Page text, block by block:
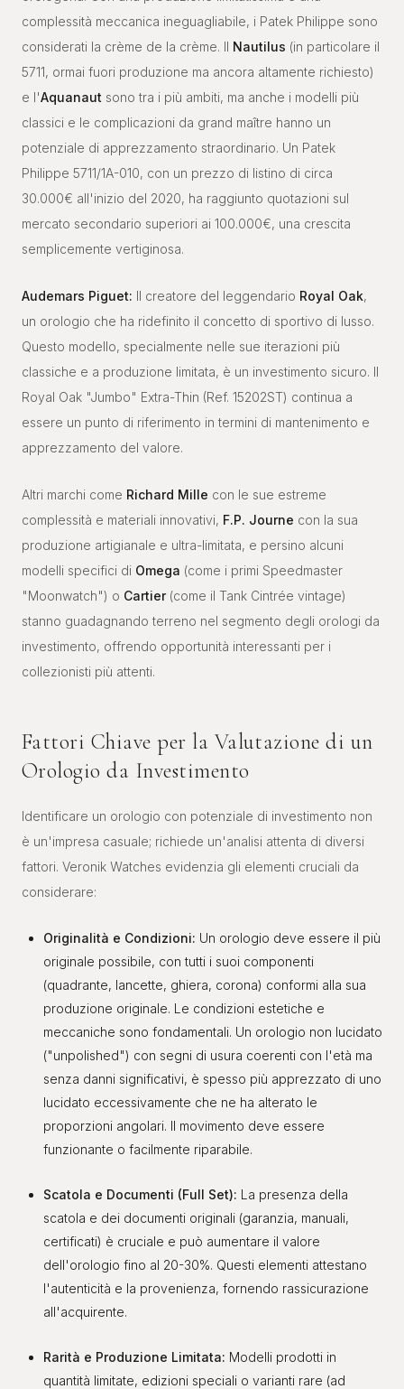
complessità meccanica ineguagliabile, i Patek Philippe sono
considerati la crème de la crème. Il Nautilus (in particolare il
5711, ormai fuori produzione ma ancora altamente richiesto)
e l'Aquanaut sono tra i più ambiti, ma anche i modelli più
classici e le complicazioni da grand maître hanno un
potenziale di apprezzamento straordinario. Un Patek
Philippe 5711/1A-010, con un prezzo di listino di circa
30.000€ all'inizio del 2020, ha raggiunto quotazioni sul
mercato secondario superiori ai 100.000€, una crescita
semplicemente vertiginosa.
Audemars Piguet: Il creatore del leggendario Royal Oak,
un orologio che ha ridefinito il concetto di sportivo di lusso.
Questo modello, specialmente nelle sue iterazioni più
classiche e a produzione limitata, è un investimento sicuro. Il
Royal Oak "Jumbo" Extra-Thin (Ref. 15202ST) continua a
essere un punto di riferimento in termini di mantenimento e
apprezzamento del valore.
Altri marchi come Richard Mille con le sue estreme
complessità e materiali innovativi, F.P. Journe con la sua
produzione artigianale e ultra-limitata, e persino alcuni
modelli specifici di Omega (come i primi Speedmaster
"Moonwatch") o Cartier(come il Tank Cintrée vintage)
stanno guadagnando terreno nel segmento degli orologi da
investimento, offrendo opportunità interessanti per i
collezionisti più attenti.
Fattori Chiave per la Valutazione di un
Orologio da Investimento
Identificare un orologio con potenziale di investimento non
è un'impresa casuale; richiede un'analisi attenta di diversi
fattori. Veronik Watches evidenzia gli elementi cruciali da
considerare:
Originalità e Condizioni: Un orologio deve essere il più
originale possibile, con tutti i suoi componenti
(quadrante, lancette, ghiera, corona) conformi alla sua
produzione originale. Le condizioni estetiche e
meccaniche sono fondamentali. Un orologio non lucidato
("unpolished") con segni di usura coerenti con l'età ma
senza danni significativi, è spesso più apprezzato di uno
lucidato eccessivamente che ne ha alterato le
proporzioni angolari. Il movimento deve essere
funzionante o facilmente riparabile.
Scatola e Documenti (Full Set): La presenza della
scatola e dei documenti originali (garanzia, manuali,
certificati) è cruciale e può aumentare il valore
dell'orologio fino al 20-30%. Questi elementi attestano
l'autenticità e la provenienza, fornendo rassicurazione
all'acquirente.
Rarità e Produzione Limitata: Modelli prodotti in
quantità limitate, edizioni speciali o varianti rare (ad